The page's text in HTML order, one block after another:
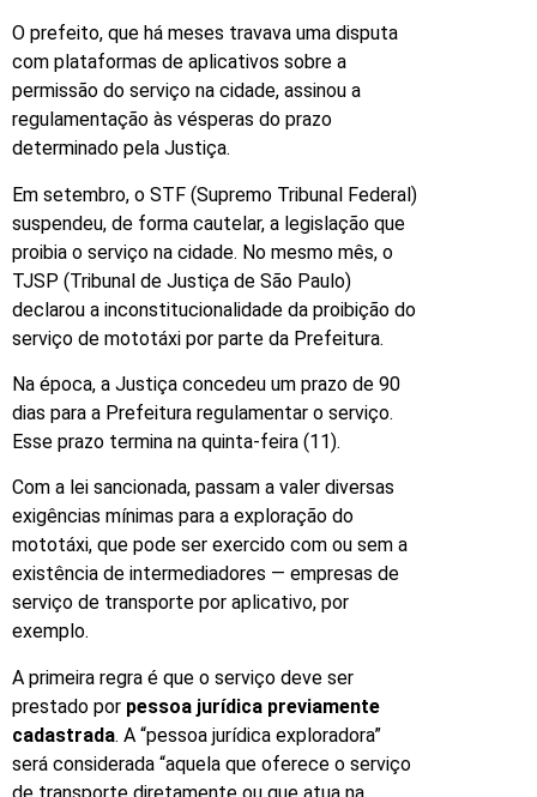
O prefeito, que há meses travava uma disputa
com plataformas de aplicativos sobre a
permissão do serviço na cidade, assinou a
regulamentação às vésperas do prazo
determinado pela Justiça.
Em setembro, o STF (Supremo Tribunal Federal)
suspendeu, de forma cautelar, a legislação que
proibia o serviço na cidade. No mesmo mês, o
TJSP (Tribunal de Justiça de São Paulo)
declarou a inconstitucionalidade da proibição do
serviço de mototáxi por parte da Prefeitura.
Na época, a Justiça concedeu um prazo de 90
dias para a Prefeitura regulamentar o serviço.
Esse prazo termina na quinta-feira (11).
Com a lei sancionada, passam a valer diversas
exigências mínimas para a exploração do
mototáxi, que pode ser exercido com ou sem a
existência de intermediadores — empresas de
serviço de transporte por aplicativo, por
exemplo.
A primeira regra é que o serviço deve ser
prestado por pessoa jurídica previamente
cadastrada. A “pessoa jurídica exploradora”
será considerada “aquela que oferece o serviço